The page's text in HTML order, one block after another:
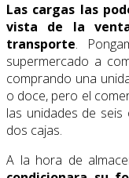
Las cargas las
vista de la
transporte.
supermercado a
comprando una
o doce, pero el
las unidades de
dos cajas.
A la hora de